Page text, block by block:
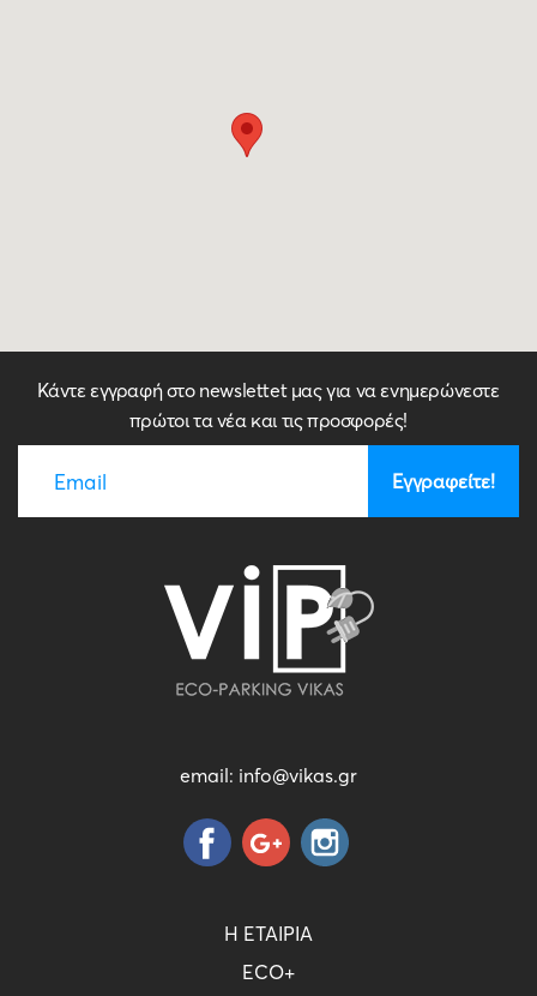
Κάντε εγγραφή στο newslettet μας για να ενημερώνεστε
πρώτοι τα νέα και τις προσφορές!
email: info@vikas.gr
Η ΕΤΑΙΡΙΑ
ECO+